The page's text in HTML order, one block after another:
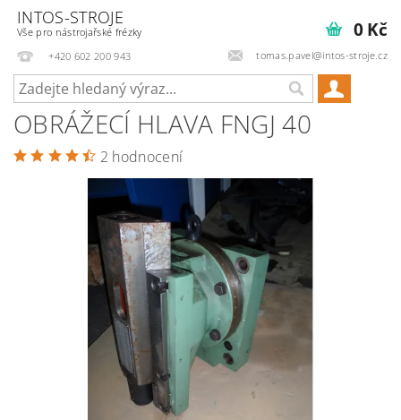
INTOS-STROJE
Vše pro nástrojařské frézky
+420 602 200 943
tomas.pavel@intos-stroje.cz
0 Kč
OBRÁŽECÍ HLAVA FNGJ 40
2 hodnocení